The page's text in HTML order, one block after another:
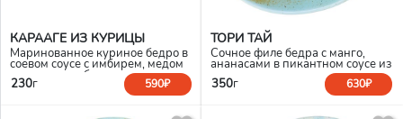
КАРААГЕ ИЗ КУРИЦЫ
Маринованное куриное бедро в
соевом соусе с имбирем, медом
и чесноком, обжаренное до
хрустящей корочки. Подается с
пикантным соусом спайси-мисо
230г 590₽
ТОРИ ТАЙ
Сочное филе бедра с манго,
ананасами в пикантном соусе из
кокосового молока и пасты
карри с соевым, подается с
рисом, кинзой и лаймом
350г 630₽